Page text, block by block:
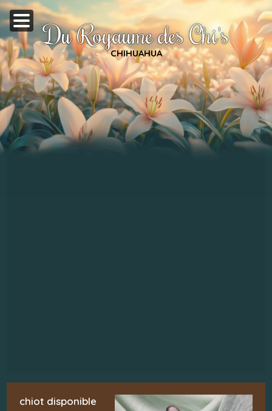
Du Royaume des Chi's
CHIHUAHUA
chiot disponible